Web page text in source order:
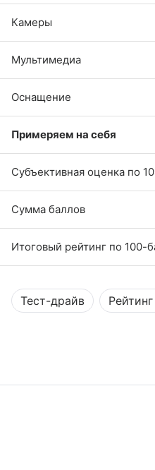
Камеры
Мультимедиа
Оснащение
Примеряем на себя
Субъективная оценка по
Сумма баллов
Итоговый рейтинг по 100-
Тест-драйв